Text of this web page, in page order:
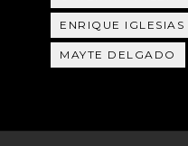
ENRIQUE IGLESIAS
MAYTE DELGADO